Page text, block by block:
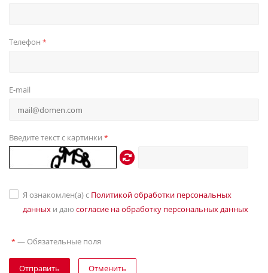
Телефон *
E-mail
Введите текст с картинки *
Я ознакомлен(а) с Политикой обработки персональных
данных и даю согласие на обработку персональных данных
* — Обязательные поля
Отправить Отменить